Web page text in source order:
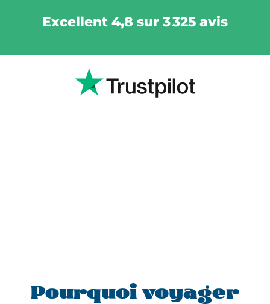
Excellent 4,8 sur 3 325 avis
Pourquoi voyager